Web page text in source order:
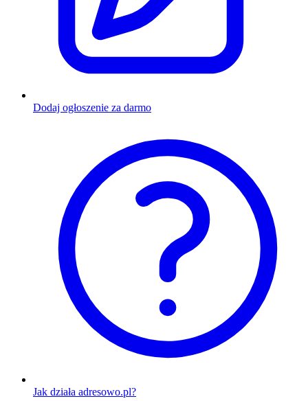
Dodaj ogłoszenie za darmo
Jak działa adresowo.pl?